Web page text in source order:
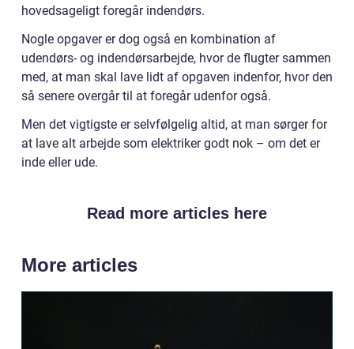
hovedsageligt foregår indendørs.
Nogle opgaver er dog også en kombination af
udendørs- og indendørsarbejde, hvor de flugter sammen
med, at man skal lave lidt af opgaven indenfor, hvor den
så senere overgår til at foregår udenfor også.
Men det vigtigste er selvfølgelig altid, at man sørger for
at lave alt arbejde som elektriker godt nok – om det er
inde eller ude.
Read more articles here
More articles